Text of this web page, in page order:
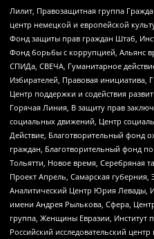
Лилит, Правозащитная группа
центр немецкой и европейской
Фонд защиты прав граждан Штаб,
Фонд борьбы с коррупцией,
СПИДа, СВЕЧА, Гуманитарное
Избирателей, Правовая инициатива,
Центр поддержки и содействия
Горячая Линия, В защиту прав
социальных движений, Центр
Действие, Благотворительный фонд
граждан, Благотворительный фонд
Тольятти, Новое время, Серебряная
Проект Апрель, Самарская
Аналитический Центр Юрия Левады,
имени Андрея Рылькова, Сфера,
группа, Женщины Евразии, Институт
Российский исследовательский